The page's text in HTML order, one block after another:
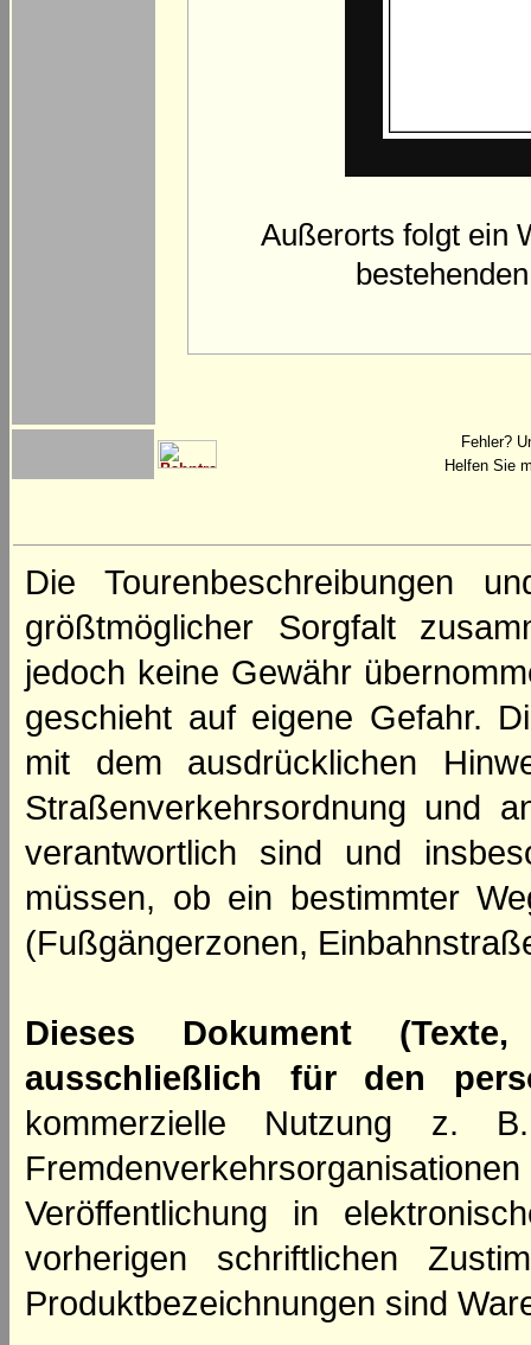
Außerorts folgt ein
Fehler?
Helfen Sie
Die Tourenbeschreibungen
größtmöglicher Sorgfalt
jedoch keine Gewähr
geschieht auf eigene Gefahr.
mit dem ausdrücklichen
Straßenverkehrsordnung und
verantwortlich sind und
müssen, ob ein bestimmter
(Fußgängerzonen,
Dieses Dokument
ausschließlich für den
kommerzielle Nutzung z.
Veröffentlichung in
vorherigen schriftlichen
Produktbezeichnungen sind